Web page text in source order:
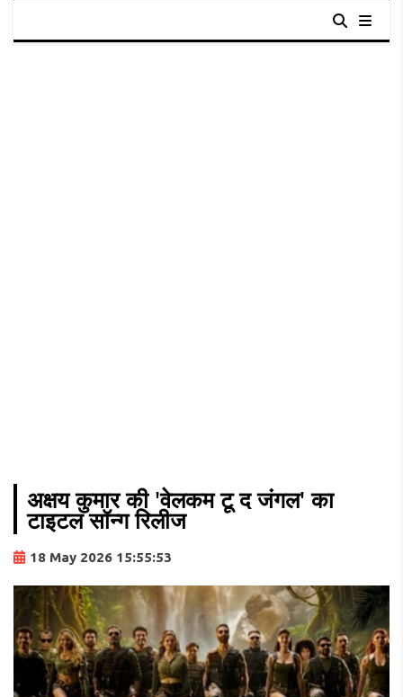
अक्षय कुमार की 'वेलकम टू द जंगल' का
टाइटल सॉन्ग रिलीज
18 May 2026 15:55:53